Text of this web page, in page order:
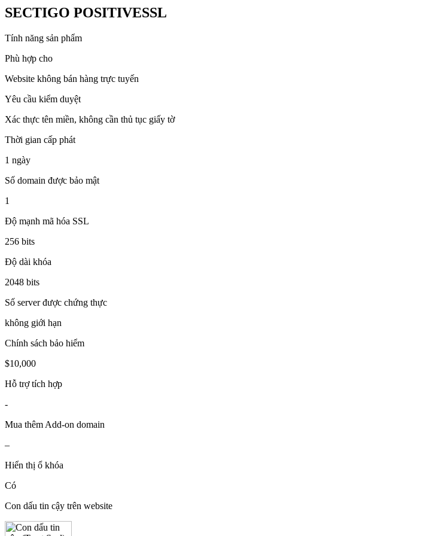
SECTIGO POSITIVESSL
Tính năng sản phẩm
Phù hợp cho
Website không bán hàng trực tuyến
Yêu cầu kiểm duyệt
Xác thực tên miền, không cần thủ tục giấy tờ
Thời gian cấp phát
1 ngày
Số domain được bảo mật
1
Độ mạnh mã hóa SSL
256 bits
Độ dài khóa
2048 bits
Số server được chứng thực
không giới hạn
Chính sách bảo hiểm
$10,000
Hỗ trợ tích hợp
-
Mua thêm Add-on domain
–
Hiển thị ổ khóa
Có
Con dấu tin cậy trên website